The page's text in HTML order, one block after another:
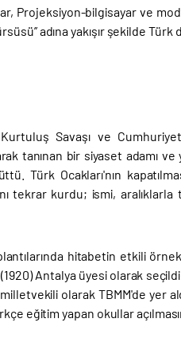
Projeksiyon-bilgisayar ve
adına yakışır şekilde
Savaşı ve
tanınan bir siyaset adamı ve
Türk Ocakları'nın
tekrar kurdu; ismi,
hitabetin etkili
Antalya üyesi olarak
milletvekili olarak TBMM'de yer
eğitim yapan okullar